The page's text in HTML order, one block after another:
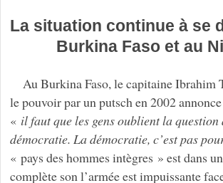
La situation continue à se
Burkina Faso et au
Au Burkina Faso, le capitaine Ibrahim
le pouvoir par un putsch en 2002
« il faut que les gens oublient la question
démocratie. La démocratie, c’est pas
« pays des hommes intègres » est dans
complète son l’armée est impuissante